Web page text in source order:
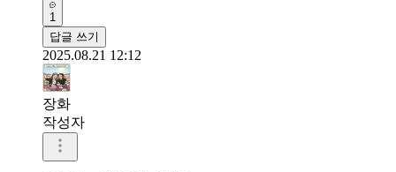
1
답글 쓰기
2025.08.21 12:12
장화
작성자